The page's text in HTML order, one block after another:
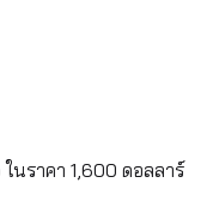
นราคา 1,600 ดอลลาร์